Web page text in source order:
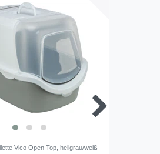
Vico Open Top, hellgrau/weiß